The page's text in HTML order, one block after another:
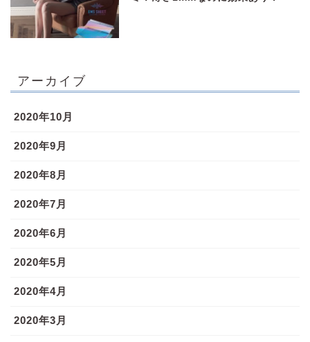
アーカイブ
2020年10月
2020年9月
2020年8月
2020年7月
2020年6月
2020年5月
2020年4月
2020年3月